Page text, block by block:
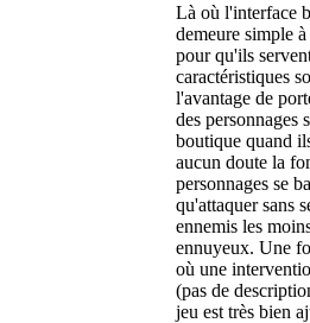
Là où l'interface
demeure simple
pour qu'ils
caractéristiques
l'avantage de
des personnages
boutique quand
aucun doute la
personnages se
qu'attaquer sans
ennemis les
ennuyeux. Une
où une
(pas de
jeu est très bien